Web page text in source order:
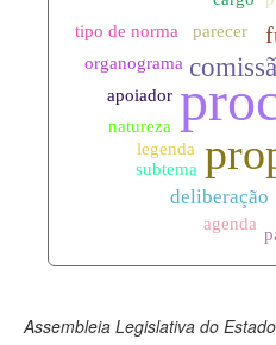
Assembleia Legislativa do